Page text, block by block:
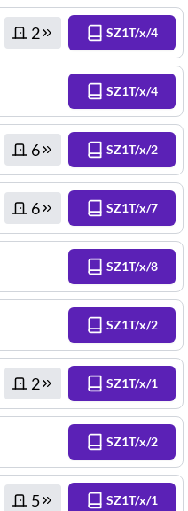
2 SZ1T/x/4
SZ1T/x/4
6 SZ1T/x/2
6 SZ1T/x/7
SZ1T/x/8
SZ1T/x/2
2 SZ1T/x/1
SZ1T/x/2
5 SZ1T/x/1